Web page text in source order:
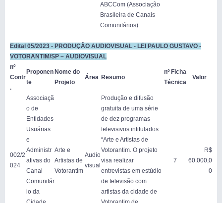
ABCCom (Associação
Brasileira de Canais
Comunitários)
Edital 05/2023 - PRODUÇÃO AUDIOVISUAL - LEI PAULO GUSTAVO -
VOTORANTIM/SP – AUDIOVISUAL
nº
Contr
.
Proponen
te
Nome do
Projeto
Área Resumo
nº Ficha
Técnica
Valor
002/2
024
Associaçã
o de
Entidades
Usuárias
e
Administr
ativas do
Canal
Comunitár
io da
Arte e
Artistas de
Votorantim
Audio
visual
Produção e difusão
gratuita de uma série
de dez programas
televisivos intitulados
“Arte e Artistas de
Votorantim. O projeto
visa realizar
entrevistas em estúdio
de televisão com
artistas da cidade de
7
R$
60.000,0
0